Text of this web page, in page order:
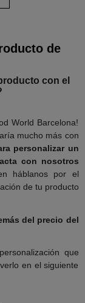
de
con el
World Barcelona!
mucho más con
personalizar un
con nosotros
háblanos por el
de tu producto
del precio del
que
en el siguiente